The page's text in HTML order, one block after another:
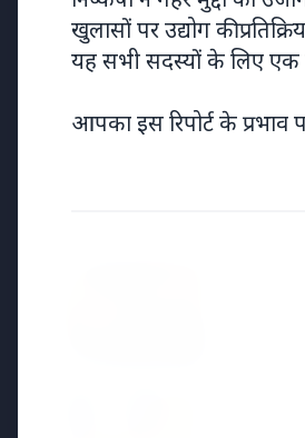
15 May 2026
केरल का नया मुख्यमंत्री बना
2026 में
बरसेगा
खुलासों पर उद्योग की
यह सभी सदस्यों के लिए एक
आपका इस रिपोर्ट के प्रभाव